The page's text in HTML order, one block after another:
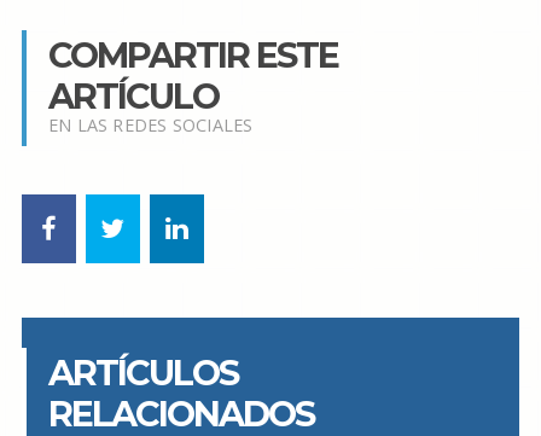
COMPARTIR ESTE
ARTÍCULO
EN LAS REDES SOCIALES
ARTÍCULOS
RELACIONADOS